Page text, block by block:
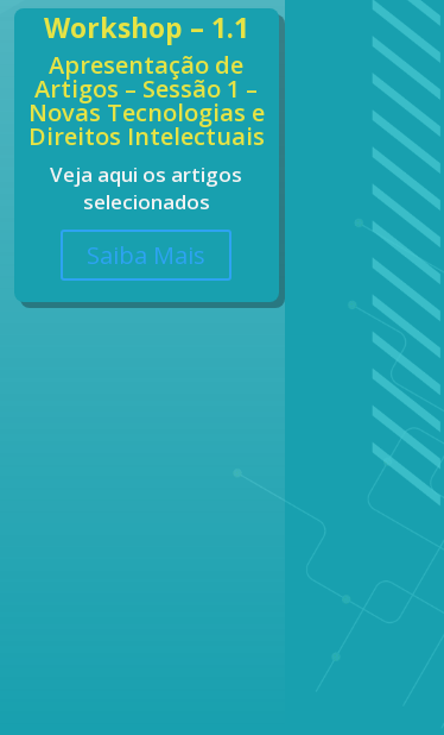
Workshop – 1.1
Apresentação de
Artigos – Sessão 1 –
Novas Tecnologias e
Direitos Intelectuais
Veja aqui os artigos
selecionados
Saiba Mais